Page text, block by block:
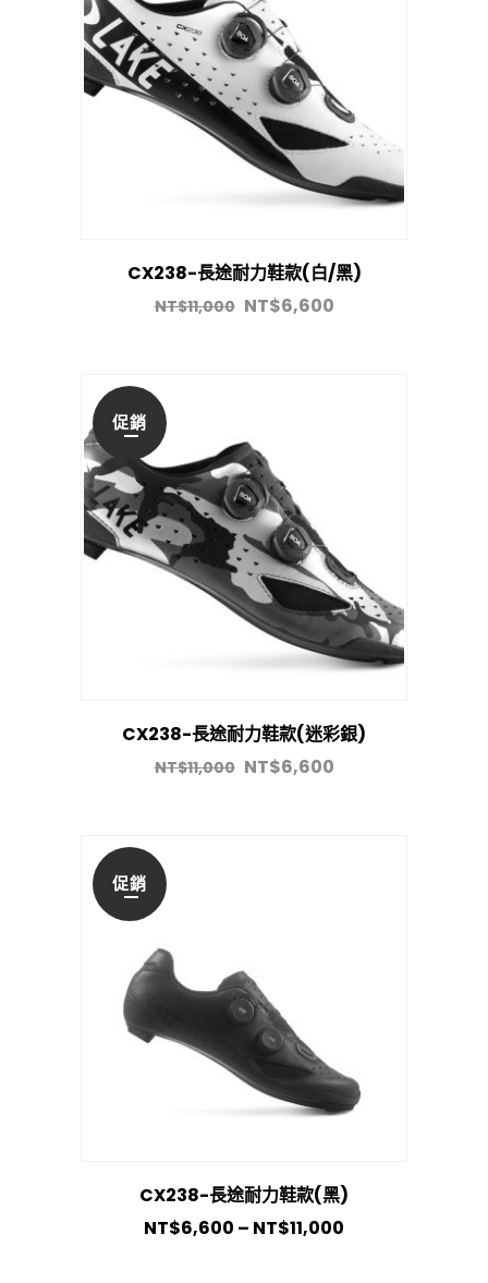
CX238-長途耐力鞋款(白/黑)
NT$11,000 NT$6,600
促銷
CX238-長途耐力鞋款(迷彩銀)
NT$11,000 NT$6,600
促銷
CX238-長途耐力鞋款(黑)
NT$6,600 – NT$11,000